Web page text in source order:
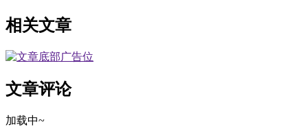
相关文章
文章评论
加载中~